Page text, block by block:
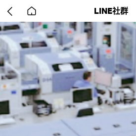
back
to
home
LINE社群